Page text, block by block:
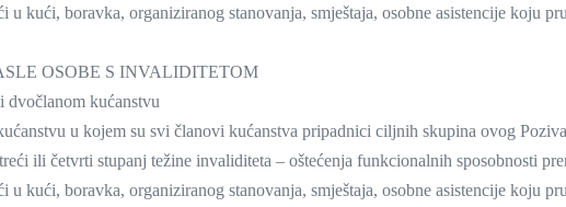
u kući, boravka, organiziranog stanovanja, smještaja, osobne asistencije koju
OSOBE S INVALIDITETOM
dvočlanom kućanstvu
u kojem su svi članovi kućanstva pripadnici ciljnih skupina ovog Poziva
ili četvrti stupanj težine invaliditeta – oštećenja funkcionalnih sposobnosti
u kući, boravka, organiziranog stanovanja, smještaja, osobne asistencije koju